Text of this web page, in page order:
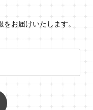
お届けいたします。